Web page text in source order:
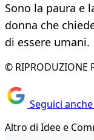
Sono la paura e
donna che
di essere umani.
© RIPRODUZIONE
Seguici
Altro di Idee e